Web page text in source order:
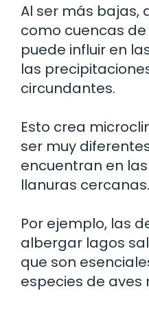
Al ser más bajas,
como cuencas
puede influir en
las
circundantes.
Esto crea
ser muy
encuentran en
llanuras cercanas.
Por ejemplo, las
albergar lagos
que son
especies de aves